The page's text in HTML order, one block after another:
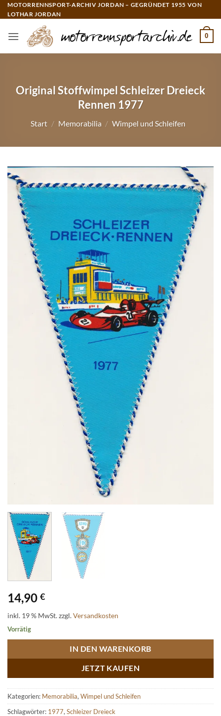
Zum
Inhalt
MOTORRENNSPORT-ARCHIV JORDAN – GEGRÜNDET 1955 VON
LOTHAR JORDAN
0
Original Stoffwimpel Schleizer Dreieck
Rennen 1977
Start / Memorabilia / Wimpel und Schleifen
14,90 €
inkl. 19 % MwSt.zzgl.Versandkosten
Vorrätig
IN DEN WARENKORB
JETZT KAUFEN
Kategorien: Memorabilia, Wimpel und Schleifen
Schlagwörter: 1977, Schleizer Dreieck